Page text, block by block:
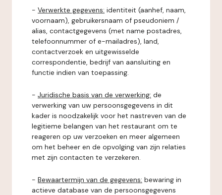
- Verwerkte gegevens: identiteit (aanhef, naam,
voornaam), gebruikersnaam of pseudoniem /
alias, contactgegevens (met name postadres,
telefoonnummer of e-mailadres), land,
contactverzoek en uitgewisselde
correspondentie, bedrijf van aansluiting en
functie indien van toepassing.
- Juridische basis van de verwerking: de
verwerking van uw persoonsgegevens in dit
kader is noodzakelijk voor het nastreven van de
legitieme belangen van het restaurant om te
reageren op uw verzoeken en meer algemeen
om het beheer en de opvolging van zijn relaties
met zijn contacten te verzekeren.
- Bewaartermijn van de gegevens: bewaring in
actieve database van de persoonsgegevens